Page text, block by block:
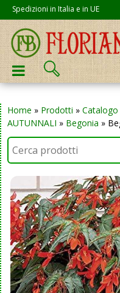
Skip
to
content
Spedizioni in Italia e in UE
PRIMARY MENU
Home » Prodotti » Catalogo
AUTUNNALI » Begonia »